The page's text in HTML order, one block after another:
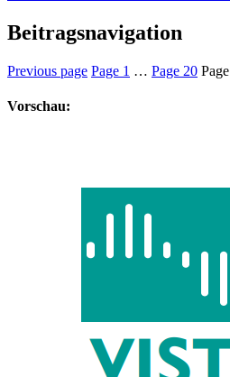
Beitragsnavigation
Previous page Page 1 … Page 20 Page
Vorschau: